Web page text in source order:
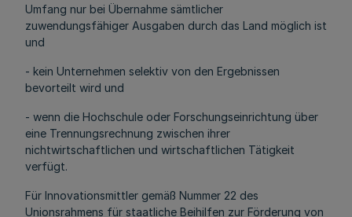
Umfang nur bei Übernahme sämtlicher
zuwendungsfähiger Ausgaben durch das Land möglich ist
und
- kein Unternehmen selektiv von den Ergebnissen
bevorteilt wird und
- wenn die Hochschule oder Forschungseinrichtung über
eine Trennungsrechnung zwischen ihrer
nichtwirtschaftlichen und wirtschaftlichen Tätigkeit
verfügt.
Für Innovationsmittler gemäß Nummer 22 des
Unionsrahmens für staatliche Beihilfen zur Förderung von